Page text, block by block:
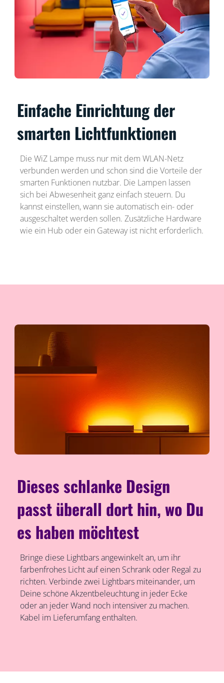
Einfache Einrichtung der
smarten Lichtfunktionen
Die WiZ Lampe muss nur mit dem WLAN-Netz
verbunden werden und schon sind die Vorteile der
smarten Funktionen nutzbar. Die Lampen lassen
sich bei Abwesenheit ganz einfach steuern. Du
kannst einstellen, wann sie automatisch ein- oder
ausgeschaltet werden sollen. Zusätzliche Hardware
wie ein Hub oder ein Gateway ist nicht erforderlich.
Dieses schlanke Design
passt überall dort hin, wo Du
es haben möchtest
Bringe diese Lightbars angewinkelt an, um ihr
farbenfrohes Licht auf einen Schrank oder Regal zu
richten. Verbinde zwei Lightbars miteinander, um
Deine schöne Akzentbeleuchtung in jeder Ecke
oder an jeder Wand noch intensiver zu machen.
Kabel im Lieferumfang enthalten.